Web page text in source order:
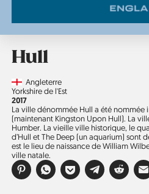
Hull
CountryAngleterre
Région
Yorkshire de l'Est
Année
2017
La ville dénommée Hull a été nommée
(maintenant Kingston Upon Hull). La
Humber. La vieille ville historique, le
d’Hull et The Deep (un aquarium) sont
est le lieu de naissance de William
ville natale.